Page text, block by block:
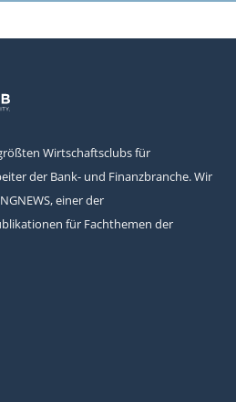
Wirtschaftsclubs für
der Bank- und Finanzbranche. Wir
einer der
für Fachthemen der